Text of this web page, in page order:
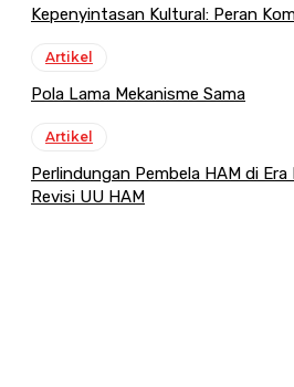
Kepenyintasan Kultural: Peran
Artikel
Pola Lama Mekanisme Sama
Artikel
Perlindungan Pembela HAM di
Revisi UU HAM